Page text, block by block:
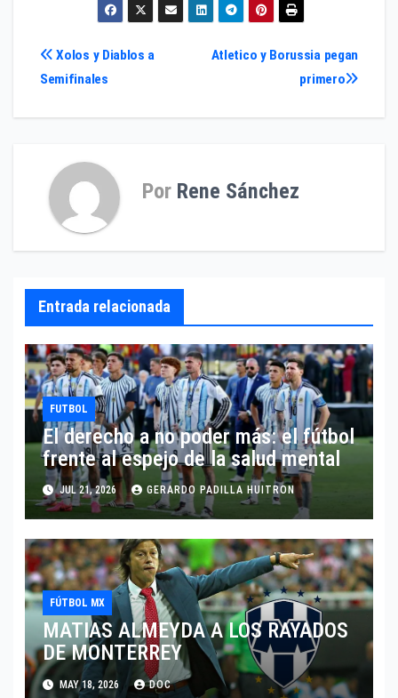
Navegación
Atletico y Borussia pegan
primero
Xolos y Diablos a
Semifinales
Por Rene Sánchez
Entrada relacionada
FUTBOL
El derecho a no poder más: el fútbol
frente al espejo de la salud mental
JUL 21, 2026 GERARDO PADILLA HUITRON
FÚTBOL MX
MATIAS ALMEYDA A LOS RAYADOS
DE MONTERREY
MAY 18, 2026 DOC